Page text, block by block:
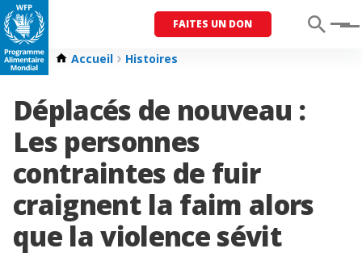
FAITES UN DON Menu
Accueil Histoires
Déplacés de nouveau :
Les personnes
contraintes de fuir
craignent la faim alors
que la violence sévit